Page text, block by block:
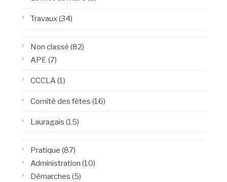
Travaux(34)
Non classé (82)
APE (7)
CCCLA (1)
Comité des fêtes (16)
Lauragais (15)
Pratique (87)
Administration (10)
Démarches (5)